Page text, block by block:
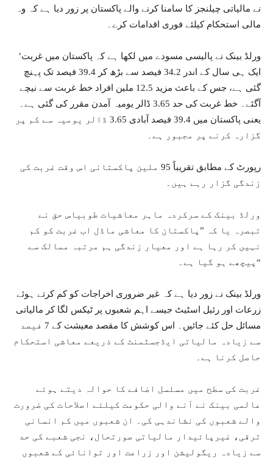
نے مالیاتی چیلنجز کا سامنا کرنے والے پاکستان پر زور دیا ہے کہ وہ
مالی استحکام کیلئے فوری اقدامات کرے۔
’ورلڈ بینک نے پالیسی مسودے میں لکھا ہے کہ پاکستان میں غربت
ایک ہی سال کے اندر 34.2 فیصد سے بڑھ کر 39.4 فیصد تک پہنچ
گئی ہے، جس کے باعث مزید 12.5 ملین افراد خط غربت سے نیچے
آگئے۔ خط غربت کی حد 3.65 ڈالر یومیہ آمدن مقرر کی گئی ہے۔
یعنی پاکستان میں 39.4 فیصد آبادی 3.65 ڈالر یومیہ سے کم پر
گزارہ کرنے پر مجبور ہے۔
رپورٹ کے مطابق تقریباً 95 ملین پاکستانی اس وقت غربت کی
زندگی گزار رہے ہیں۔
ورلڈ بینک کے سرکردہ ماہر معاشیات طوبیاس حق نے
تبصرہ یا کہ ”پاکستان کا معاشی ماڈل اب غربت کو کم
نہیں کر رہا ہے اور معیار زندگی ہم مرتبہ ممالک سے
پیچھے ہو گیا ہے۔“
ورلڈ بینک نے زور دیا ہے کہ غیر ضروری اخراجات کو کم کرتے ہوئے
زرعات اور رئیل اسٹیٹ جیسے اہم شعبوں پر ٹیکس لگا کر مالیاتی
مسائل حل کئے جائیں۔ اس کوشش کا مقصد معیشت کے 7 فیصد
سے زیادہ مالیاتی ایڈجسٹمنٹ کے ذریعے معاشی استحکام
حاصل کرنا ہے۔
غربت کی سطح میں مسلسل اضافے کا حوالہ دیتے ہوئے
عالمی بینک نے آنے والی حکومت کیلئے اصلاحات کی ضرورت
والے شعبوں کی نشاندہی کی۔ ان شعبوں میں کم انسانی
ترقی، غیرپائیدار مالیاتی صورتحال، نجی شعبے کی حد
سے زیادہ ریگولیشن اور زراعت اور توانائی کے شعبوں